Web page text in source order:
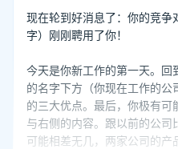
现在轮到好消息了：你的竞争
字）刚刚聘用了你！
今天是你新工作的第一天。
的名字下方（你现在工作的
的三大优点。最后，你极有
与右侧的内容。跟以前的公
可能相差无几，两家公司的产